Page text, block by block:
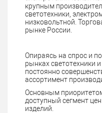
крупным
светотехники,
низковольтной.
рынке России.
Опираясь на спрос и
рынках светотехники
постоянно
ассортимент
Основным
доступный сегмент
изделий.